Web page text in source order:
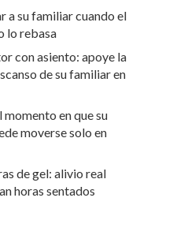
a su familiar cuando el
lo rebasa
con asiento: apoye la
de su familiar en
en que su
moverse solo en
de gel: alivio real
horas sentados